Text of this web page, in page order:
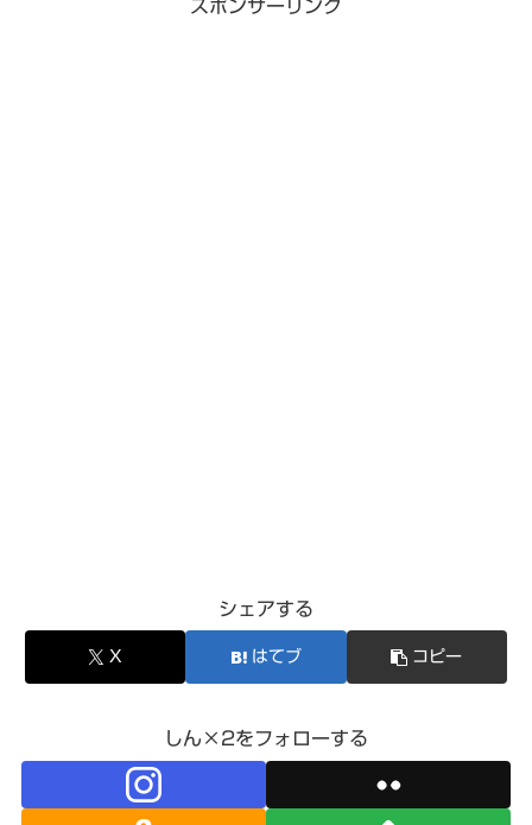
スポンサーリンク
シェアする
X はてブ コピー
しん×2をフォローする